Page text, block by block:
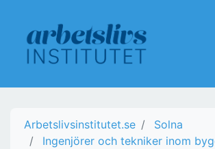
Arbetslivsinstitutet.se
Solna
Ingenjörer och tekniker inom